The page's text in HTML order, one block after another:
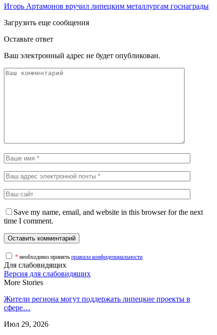
Игорь Артамонов вручил липецким металлургам госнаграды
Загрузить еще сообщения
Оставьте ответ
Ваш электронный адрес не будет опубликован.
Save my name, email, and website in this browser for the next
time I comment.
* необходимо принять правила конфиденциальности
Для слабовидящих
Версия для слабовидящих
More Stories
Жители региона могут поддержать липецкие проекты в
сфере…
Июл 29, 2026